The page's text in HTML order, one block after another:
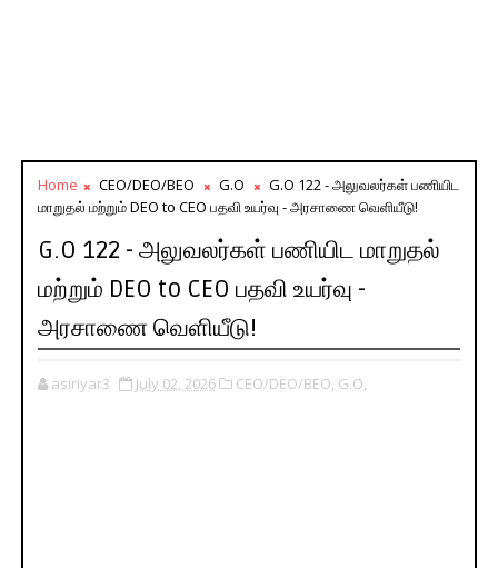
Home CEO/DEO/BEO G.O
G.O 122 - அலுவலர்கள் பணியிட
மாறுதல் மற்றும் DEO to CEO பதவி உயர்வு - அரசாணை வெளியீடு!
G.O 122 - அலுவலர்கள் பணியிட மாறுதல்
மற்றும் DEO to CEO பதவி உயர்வு -
அரசாணை வெளியீடு!
asiriyar3 July 02, 2026 CEO/DEO/BEO, G.O,